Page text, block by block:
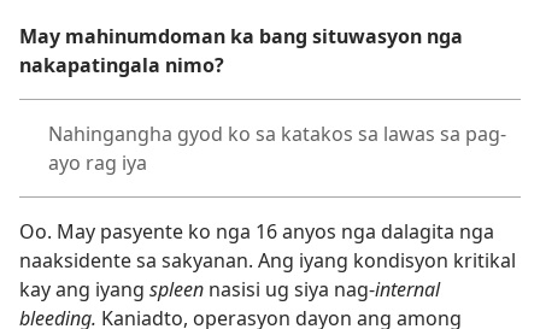
May mahinumdoman ka bang situwasyon nga
nakapatingala nimo?
Nahingangha gyod ko sa katakos sa lawas sa pag-
ayo rag iya
Oo. May pasyente ko nga 16 anyos nga dalagita nga
naaksidente sa sakyanan. Ang iyang kondisyon kritikal
kay ang iyang spleen nasisi ug siya nag-internal
bleeding. Kaniadto, operasyon dayon ang among